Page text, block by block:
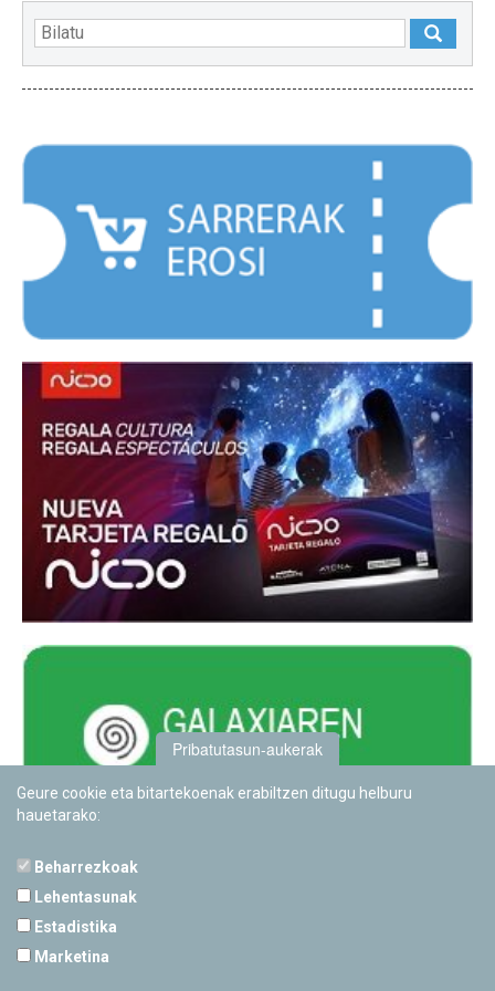
Pribatutasun-aukerak
Geure cookie eta bitartekoenak erabiltzen ditugu helburu
hauetarako:
Beharrezkoak
Lehentasunak
Estadistika
Marketina